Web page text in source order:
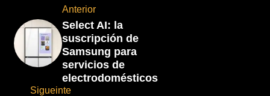
Anterior
Select AI: la
suscripción de
Samsung para
servicios de
electrodomésticos
Sigueinte